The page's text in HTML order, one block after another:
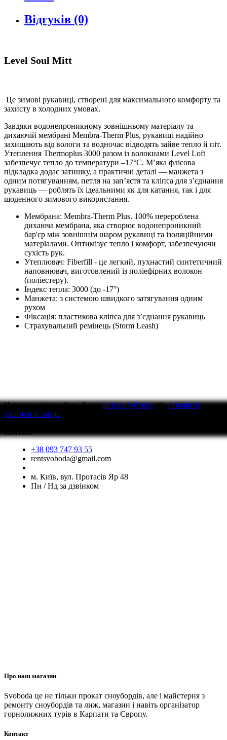
Відгуків (0)
Level Soul Mitt
Це зимові рукавиці, створені для максимального комфорту та
захисту в холодних умовах.
Завдяки водонепроникному зовнішньому матеріалу та
дихаючій мембрані Membra-Therm Plus, рукавиці надійно
захищають від вологи та водночас відводять зайве тепло й піт.
Утеплення Thermoplus 3000 разом із волокнами Level Loft
забезпечує тепло до температури –17°C. М’яка флісова
підкладка додає затишку, а практичні деталі — манжета з
одним потягуванням, петля на зап’ястя та кліпса для з’єднання
рукавиць — роблять їх ідеальними як для катання, так і для
щоденного зимового використання.
Мембрана: Membra-Therm Plus. 100% перероблена
дихаюча мембрана, яка створює водонепроникний
бар'єр між зовнішнім шаром рукавиці та ізоляційними
матеріалами. Оптимізує тепло і комфорт, забезпечуючи
сухість рук.
Утеплювач: Fiberfill - це легкий, пухнастий синтетичний
наповнювач, виготовлений із поліефірних волокон
(поліестеру).
Індекс тепла: 3000 (до -17°)
Манжета: з системою швидкого затягування одним
рухом
Фіксація: пластикова кліпса для з’єднання рукавиць
Страхувальний ремінець (Storm Leash)
Написати відгукбудь Ласкаавторизуйтесьабостворити
обліковий запис
Контакт
+38 093 747 93 55
rentsvoboda@gmail.com
м. Київ, вул. Протасів Яр 48
Пн / Нд за дзвінком
Про наш магазин
Svoboda це не тільки прокат сноубордів, але і майстерня з
ремонту сноубордів та лиж, магазин і навіть організатор
горнолижних турів в Карпати та Європу.
Контакт